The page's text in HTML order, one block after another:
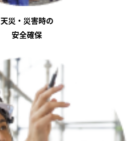
天災・災害時の
安全確保